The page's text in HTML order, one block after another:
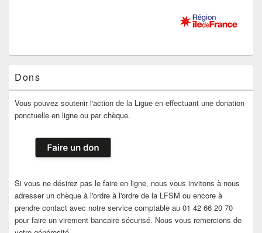
Dons
Vous pouvez soutenir l'action de la Ligue en effectuant une donation
ponctuelle en ligne ou par chèque.
Si vous ne désirez pas le faire en ligne, nous vous invitons à nous
adresser un chèque à l'ordre à l'ordre de la LFSM ou encore à
prendre contact avec notre service comptable au 01 42 66 20 70
pour faire un virement bancaire sécurisé. Nous vous remercions de